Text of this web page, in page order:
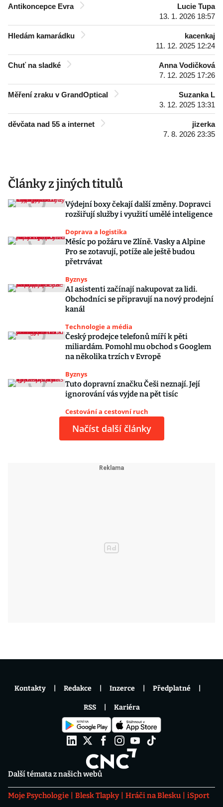
Antikoncepce Evra
Lucie Tupa
13. 1. 2026 18:57
Hledám kamarádku
kacenkaj
11. 12. 2025 12:24
Chuť na sladké
Anna Vodičková
7. 12. 2025 17:26
Měření zraku v GrandOptical
Suzanka L
3. 12. 2025 13:31
děvčata nad 55 a internet
jizerka
7. 8. 2026 23:35
Články z jiných titulů
Výdejní boxy čekají další změny. Dopravci
rozšiřují služby i využití umělé inteligence
Doprava a logistika
Měsíc po požáru ve Zlíně. Vasky a Alpine
Pro se zotavují, potíže ale ještě budou
přetrvávat
Byznys
AI asistenti začínají nakupovat za lidi.
Obchodníci se připravují na nový prodejní
kanál
Technologie a média
Český prodejce telefonů míří k pěti
miliardám. Pomohl mu obchod s Googlem
na několika trzích v Evropě
Byznys
Tuto dopravní značku Češi neznají. Její
ignorování vás vyjde na pět tisíc
Cestování a cestovní ruch
Načíst další články
Další témata z našich webů
Moje Psychologie Blesk Tlapky Hráči na Blesku
iSport
Kontakty Redakce Inzerce Předplatné
RSS Kariéra